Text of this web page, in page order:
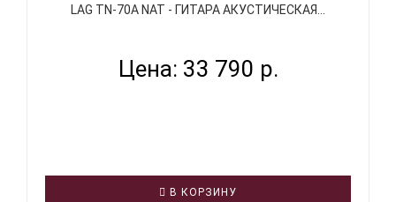
LAG TN-70A NAT - ГИТАРА АКУСТИЧЕСКАЯ...
Цена: 33 790 р.
В КОРЗИНУ